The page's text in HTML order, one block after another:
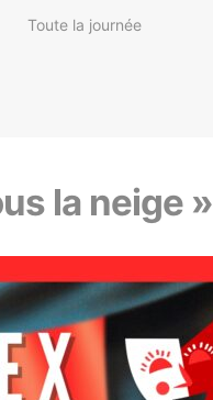
Toute la journée
la neige »